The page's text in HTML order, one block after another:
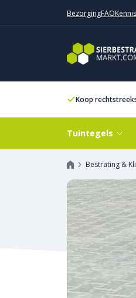
BezorgingFAQ
Koop
Tuintegels
Bestrating &